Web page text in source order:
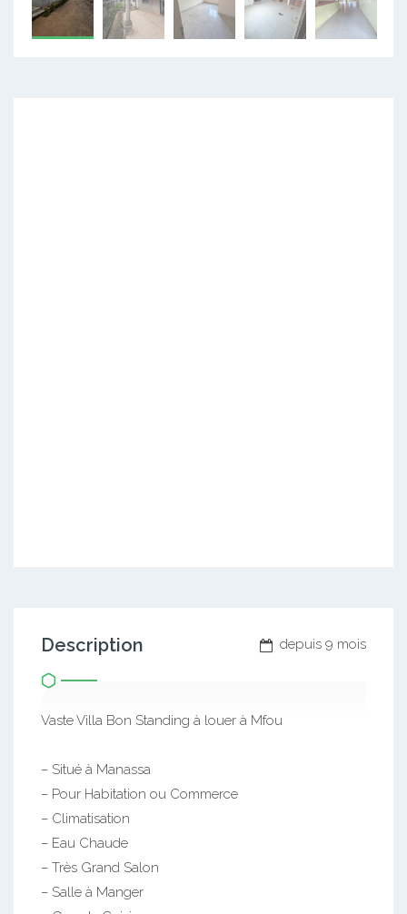
depuis 9 mois
Description
Vaste Villa Bon Standing à louer à Mfou
– Situé à Manassa
– Pour Habitation ou Commerce
– Climatisation
– Eau Chaude
– Très Grand Salon
– Salle à Manger